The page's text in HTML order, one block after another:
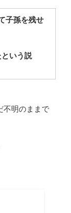
子孫を残せ
いう説
不明のままで